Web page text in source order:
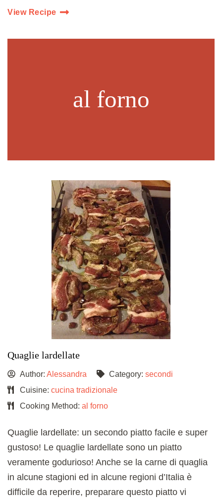
View Recipe
al forno
Quaglie lardellate
Author: Alessandra Category: secondi
Cuisine: cucina tradizionale
Cooking Method: al forno
Quaglie lardellate: un secondo piatto facile e super
gustoso! Le quaglie lardellate sono un piatto
veramente godurioso! Anche se la carne di quaglia
in alcune stagioni ed in alcune regioni d’Italia è
difficile da reperire, preparare questo piatto vi